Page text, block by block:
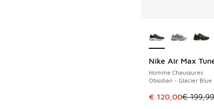
Nike Air Max
Homme Chaussures
Obsidian - Glacier Blue
Cet article est en
€ 120,00€ 199,99
ÉCONOMISE 79 €